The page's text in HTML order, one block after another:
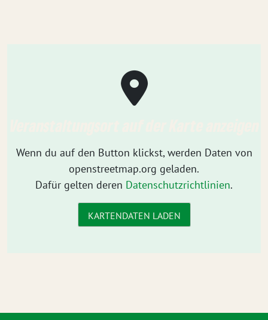
Wenn du auf den Button klickst, werden Daten von
openstreetmap.org geladen.
Dafür gelten deren Datenschutzrichtlinien.
KARTENDATEN LADEN